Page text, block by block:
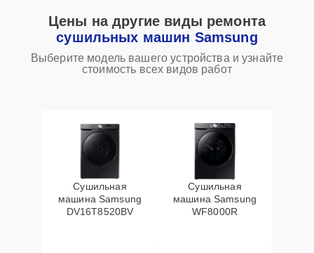
Цены на другие виды ремонта
сушильных машин Samsung
Выберите модель вашего устройства и узнайте
стоимость всех видов работ
Сушильная
машина Samsung
DV16T8520BV
Сушильная
машина Samsung
WF8000R